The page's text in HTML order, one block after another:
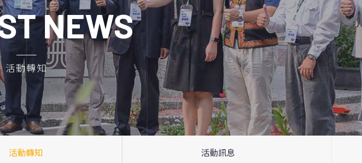
NEWS
活動轉知
活動轉知 活動訊息